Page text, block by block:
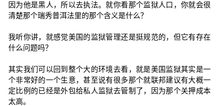
因为他是黑人，所以去执法。就你看那个监狱人口，你就会很
清楚那个瑞秀普洱法里的那个含义是什么？
我听你讲，就感觉美国的监狱管理还是挺规范的，但它有存在
什么问题吗？
其实我们可以回到整个大的环境去看，就是美国监狱其实是一
个非常好的一个生意，甚至说有很多那个就联邦建议有大概一
定比例的已经是外包给私人监狱去管制了，因为那个关押成本
太高。